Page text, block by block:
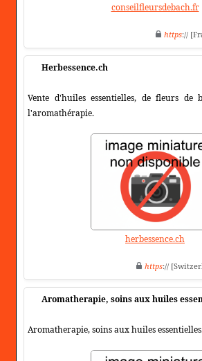
conseilfleursdebach.fr
https://
Herbessence.ch
Vente d'huiles essentielles, de fleurs de
l'aromathérapie.
herbessence.ch
https://
Aromatherapie, soins aux huiles
Aromatherapie, soins aux huiles